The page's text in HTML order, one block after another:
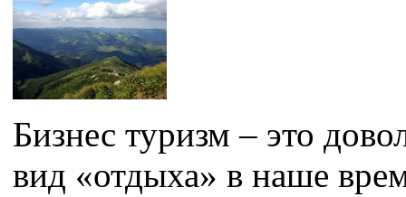
Бизнес туризм – это
вид «отдыха» в наше